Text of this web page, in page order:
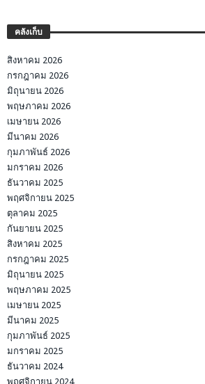
คลังเก็บ
สิงหาคม 2026
กรกฎาคม 2026
มิถุนายน 2026
พฤษภาคม 2026
เมษายน 2026
มีนาคม 2026
กุมภาพันธ์ 2026
มกราคม 2026
ธันวาคม 2025
พฤศจิกายน 2025
ตุลาคม 2025
กันยายน 2025
สิงหาคม 2025
กรกฎาคม 2025
มิถุนายน 2025
พฤษภาคม 2025
เมษายน 2025
มีนาคม 2025
กุมภาพันธ์ 2025
มกราคม 2025
ธันวาคม 2024
พฤศจิกายน 2024